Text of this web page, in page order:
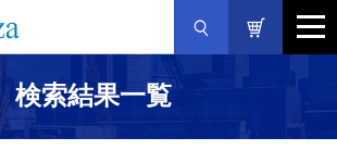
検索結果一覧